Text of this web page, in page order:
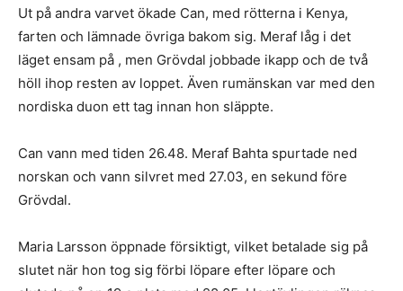
Ut på andra varvet ökade Can, med rötterna i Kenya,
farten och lämnade övriga bakom sig. Meraf låg i det
läget ensam på , men Grövdal jobbade ikapp och de två
höll ihop resten av loppet. Även rumänskan var med den
nordiska duon ett tag innan hon släppte.
Can vann med tiden 26.48. Meraf Bahta spurtade ned
norskan och vann silvret med 27.03, en sekund före
Grövdal.
Maria Larsson öppnade försiktigt, vilket betalade sig på
slutet när hon tog sig förbi löpare efter löpare och